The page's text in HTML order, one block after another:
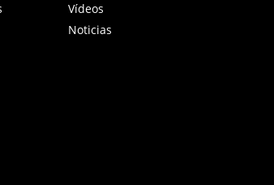
Vídeos
Noticias